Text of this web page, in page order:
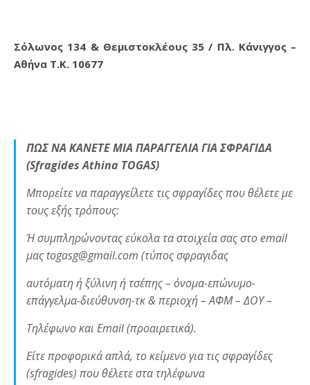
Σόλωνος 134 & Θεμιστοκλέους 35 / Πλ. Κάνιγγος –
Αθήνα Τ.Κ. 10677
ΠΩΣ ΝΑ ΚΑΝΕΤΕ ΜΙΑ ΠΑΡΑΓΓΕΛΙΑ ΓΙΑ ΣΦΡΑΓΙΔΑ
(Sfragides Athina TOGAS)
Μπορείτε να παραγγείλετε τις σφραγίδες που θέλετε με
τους εξής τρόπους:
Ή συμπληρώνοντας εύκολα τα στοιχεία σας στο email
μας togasg@gmail.com (τύπος σφραγιδας
αυτόματη ή ξύλινη ή τσέπης – όνομα-επώνυμο-
επάγγελμα-διεύθυνση-τκ & περιοχή – ΑΦΜ – ΔΟΥ –
Τηλέφωνο και Email (προαιρετικά).
Είτε προφορικά απλά, το κείμενο για τις σφραγίδες
(sfragides) που θέλετε στα τηλέφωνα